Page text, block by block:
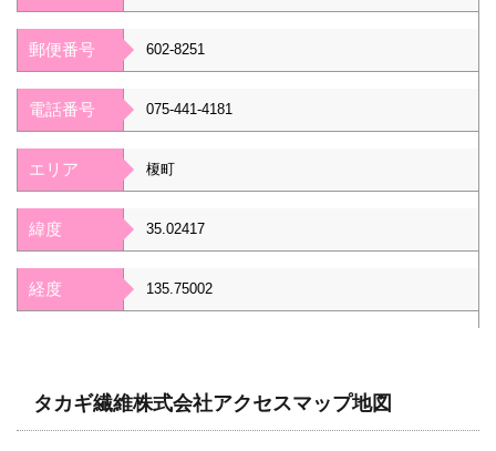
郵便番号 602-8251
電話番号 075-441-4181
エリア 榎町
緯度 35.02417
経度 135.75002
タカギ繊維株式会社アクセスマップ地図